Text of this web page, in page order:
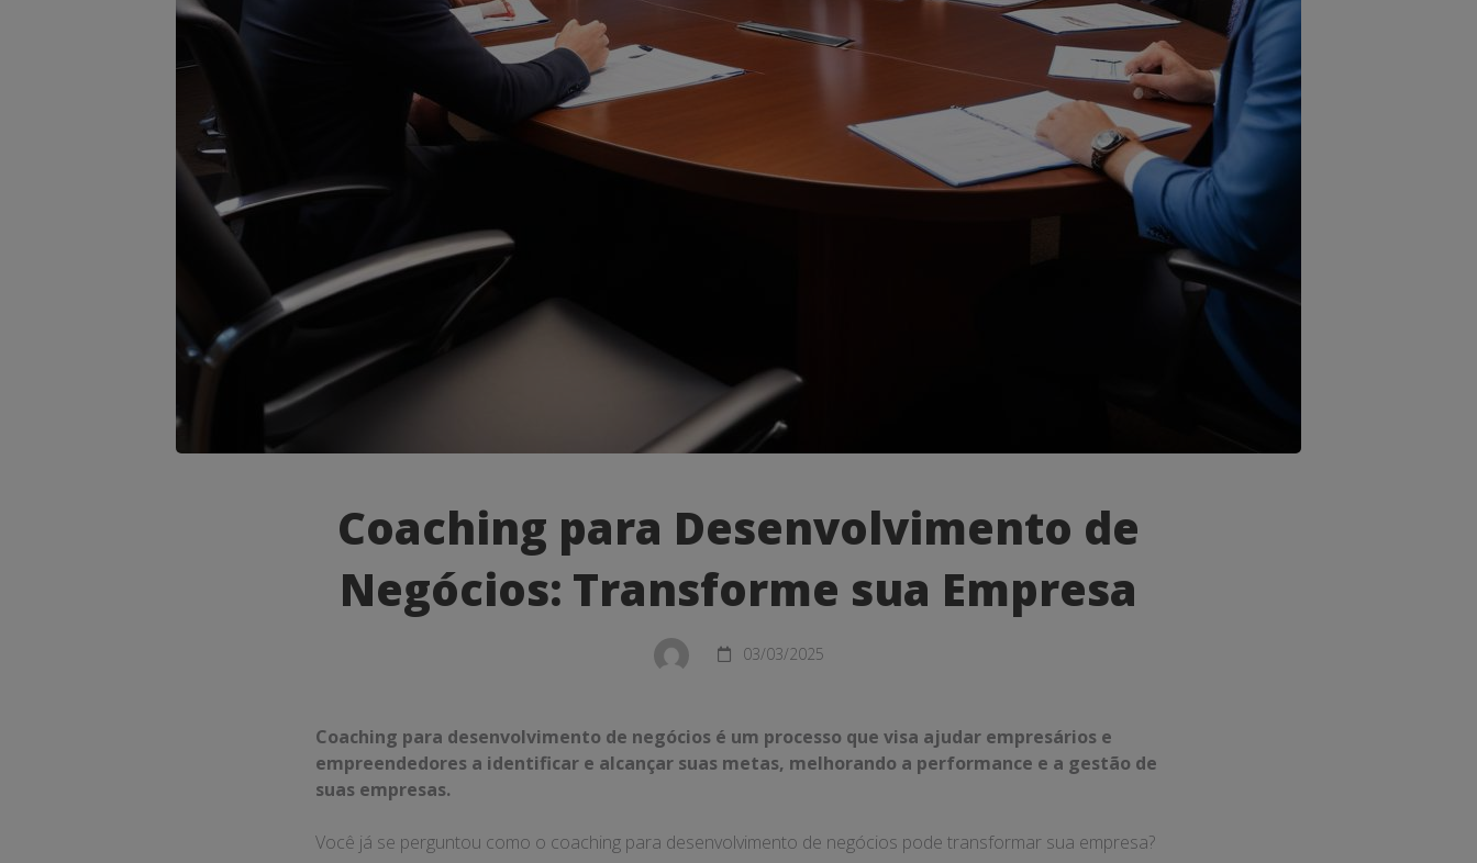
Coaching
para
Desenvolvimento
Transforme
sua
Empresa
Coaching para Desenvolvimento de
Negócios: Transforme sua Empresa
03/03/2025
Coaching para desenvolvimento de negócios é um processo que visa ajudar empresários e
empreendedores a identificar e alcançar suas metas, melhorando a performance e a gestão de
suas empresas.
Você já se perguntou como o coaching para desenvolvimento de negócios pode transformar sua empresa?